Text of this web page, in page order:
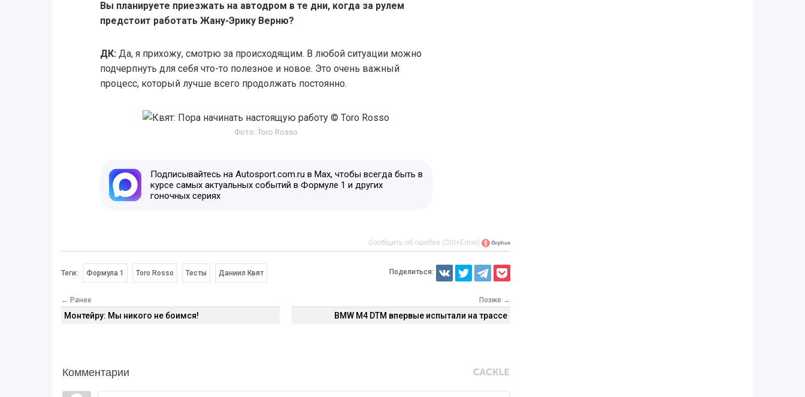
Вы планируете приезжать на автодром в те дни, когда за рулем
предстоит работать Жану-Эрику Верню?
ДК:Да, я прихожу, смотрю за происходящим. В любой ситуации можно
подчерпнуть для себя что-то полезное и новое. Это очень важный
процесс, который лучше всего продолжать постоянно.
Фото: Toro Rosso
Подписывайтесь на Autosport.com.ru в Max, чтобы всегда быть в
курсе самых актуальных событий в Формуле 1 и других
гоночных сериях
Сообщить об ошибке (Ctrl+Enter)
Теги: Формула 1 Toro Rosso Тесты Даниил Квят Поделиться:
← Ранее
Монтейру: Мы никого не боимся!
Позже →
BMW M4 DTM впервые испытали на трассе
Комментарии